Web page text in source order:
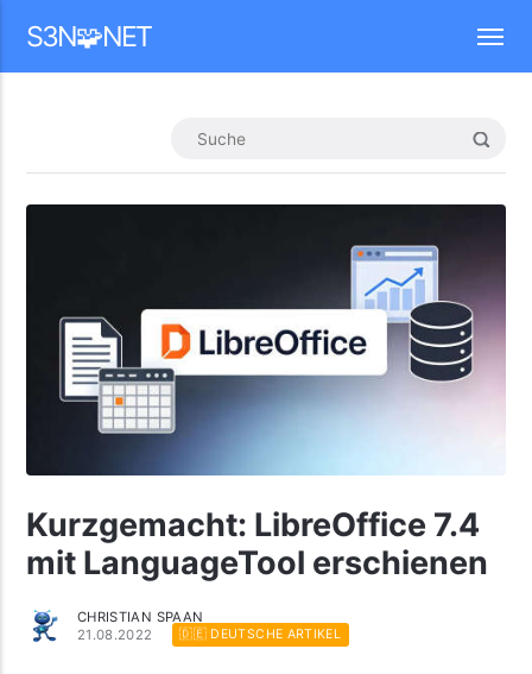
S3N🧩NET
Kurzgemacht: LibreOffice 7.4
mit LanguageTool erschienen
CHRISTIAN SPAAN
21.08.2022
🇩🇪 DEUTSCHE ARTIKEL